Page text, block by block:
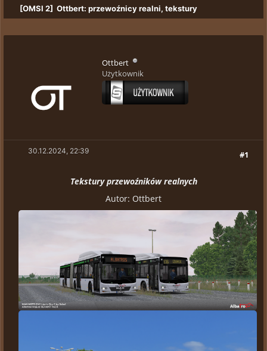
[OMSI 2] Ottbert: przewoźnicy realni, tekstury
Ottbert
Użytkownik
#1
30.12.2024, 22:39
Tekstury przewoźników realnych
Autor: Ottbert